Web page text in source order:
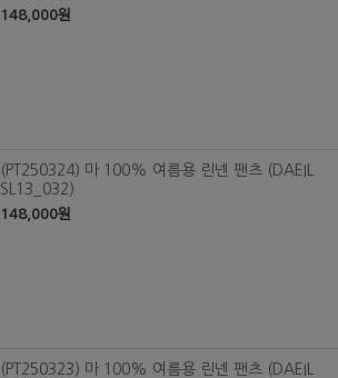
148,000원
(PT250324) 마 100% 여름용 린넨 팬츠 (DAEIL
SL13_032)
148,000원
(PT250323) 마 100% 여름용 린넨 팬츠 (DAEIL